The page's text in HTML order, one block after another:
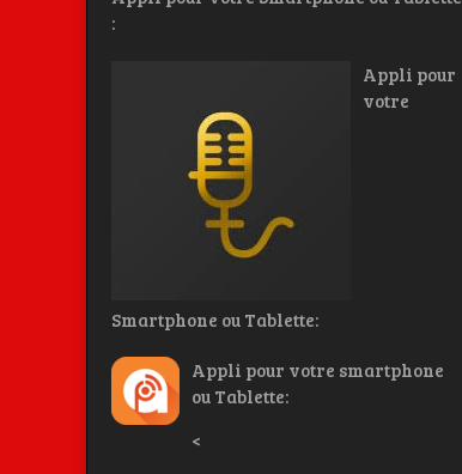
:
Appli pour
votre
Smartphone ou Tablette:
Appli pour votre smartphone
ou Tablette:
<